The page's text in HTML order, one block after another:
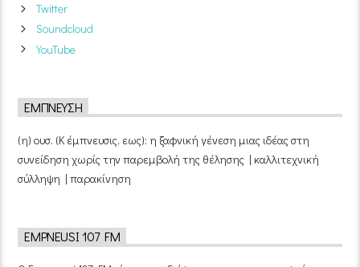
Twitter
Soundcloud
YouTube
ΈΜΠΝΕΥΣΗ
(η) ουσ. (Κ έμπνευσις, εως): η ξαφνική γένεση μιας ιδέας στη
συνείδηση χωρίς την παρεμβολή της θέλησης | καλλιτεχνική
σύλληψη | παρακίνηση
EMPNEUSI 107 FM